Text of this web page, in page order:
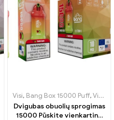
Visi, Bang Box 15000 Puff,Vienkartinės elektroninės cigaretės Švedija
Dvigubas obuolių sprogimas
15000 Pūskite vienkartinę